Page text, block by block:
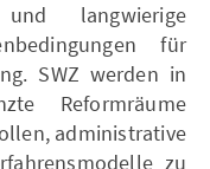
und langwierige
für
SWZ werden in
Reformräume
administrative
zu